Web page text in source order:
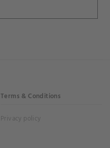
Terms & Conditions
Privacy policy